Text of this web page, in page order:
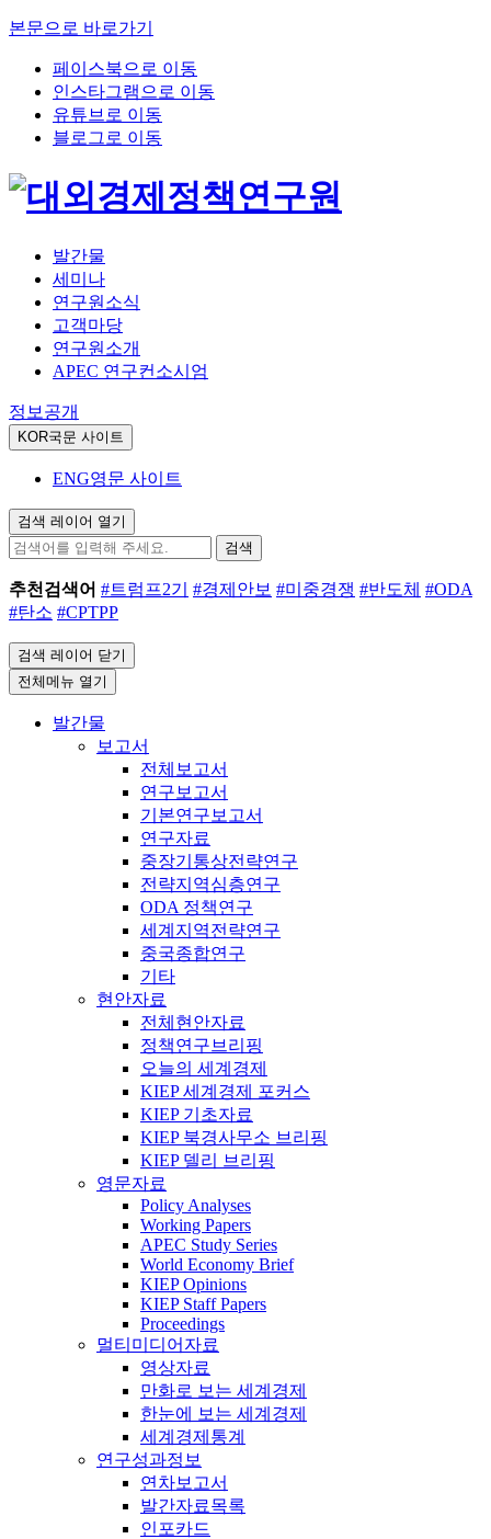
본문으로 바로가기
페이스북으로 이동
인스타그램으로 이동
유튜브로 이동
블로그로 이동
발간물
세미나
연구원소식
고객마당
연구원소개
APEC 연구컨소시엄
정보공개
KOR국문 사이트
ENG영문 사이트
검색 레이어 열기
검색
추천검색어 #트럼프2기 #경제안보 #미중경쟁 #반도체 #ODA
#탄소 #CPTPP
검색 레이어 닫기
전체메뉴 열기
발간물
보고서
전체보고서
연구보고서
기본연구보고서
연구자료
중장기통상전략연구
전략지역심층연구
ODA 정책연구
세계지역전략연구
중국종합연구
기타
현안자료
전체현안자료
정책연구브리핑
오늘의 세계경제
KIEP 세계경제 포커스
KIEP 기초자료
KIEP 북경사무소 브리핑
KIEP 델리 브리핑
영문자료
Policy Analyses
Working Papers
APEC Study Series
World Economy Brief
KIEP Opinions
KIEP Staff Papers
Proceedings
멀티미디어자료
영상자료
만화로 보는 세계경제
한눈에 보는 세계경제
세계경제통계
연구성과정보
연차보고서
발간자료목록
인포카드